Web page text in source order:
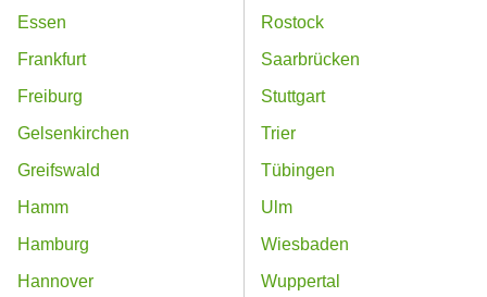
Essen
Frankfurt
Freiburg
Gelsenkirchen
Greifswald
Hamm
Hamburg
Hannover
Rostock
Saarbrücken
Stuttgart
Trier
Tübingen
Ulm
Wiesbaden
Wuppertal